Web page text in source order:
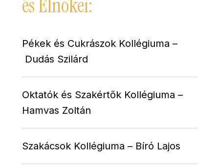
és Elnökei:
Pékek és Cukrászok Kollégiuma –
Dudás Szilárd
Oktatók és Szakértők Kollégiuma –
Hamvas Zoltán
Szakácsok Kollégiuma – Bíró Lajos